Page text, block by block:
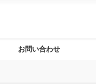
お問い合わせ